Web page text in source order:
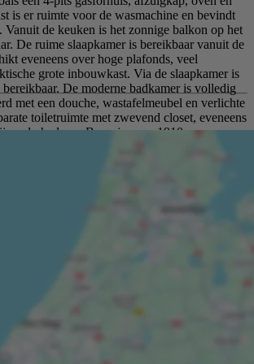
is er ruimte voor de wasmachine en bevindt
Vanuit de keuken is het zonnige balkon op het
De ruime slaapkamer is bereikbaar vanuit de
eveneens over hoge plafonds, veel
grote inbouwkast. Via de slaapkamer is
De moderne badkamer is volledig
met een douche, wastafelmeubel en verlichte
toiletruimte met zwevend closet, eveneens
- Bouwjaar ca. 1910; -
- Oplevering: in overleg. Kolpa van der
is de makelaar van de verkoper. Wij
te passen voor het geven van een indicatie van
volledig uit, door bijvoorbeeld
afrondingen of beperkingen bij het uitvoeren